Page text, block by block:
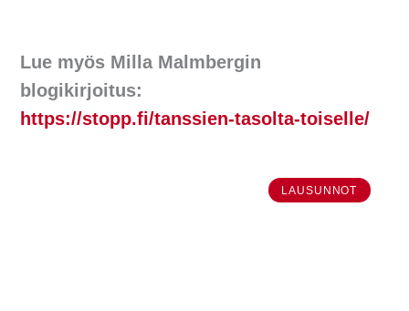
Lue myös Milla Malmbergin
blogikirjoitus:
https://stopp.fi/tanssien-tasolta-toiselle/
LAUSUNNOT